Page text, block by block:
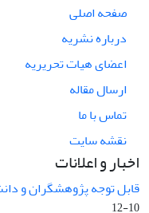
صفحه اصلی
درباره نشریه
اعضای هیات تحریریه
ارسال مقاله
تماس با ما
نقشه سایت
اخبار و اعلانات
قابل توجه پژوهشگران و
10-12